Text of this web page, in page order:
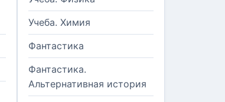
Учеба. Химия
Фантастика
Фантастика.
Альтернативная история